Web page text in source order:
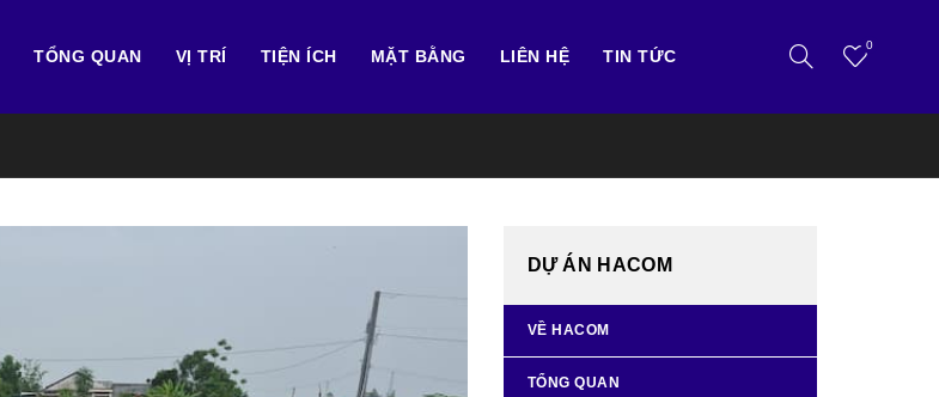
TỔNG QUAN VỊ TRÍ TIỆN ÍCH MẶT BẰNG LIÊN HỆ TIN TỨC
0
DỰ ÁN HACOM
VỀ HACOM
TỔNG QUAN